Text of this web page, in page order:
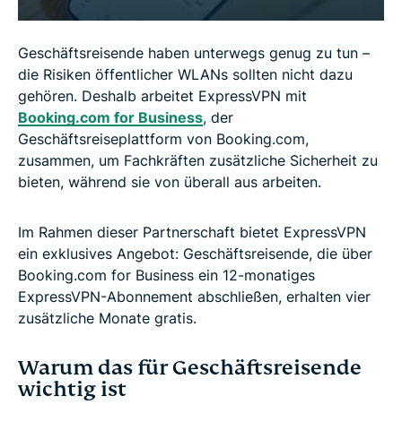
Geschäftsreisende haben unterwegs genug zu tun –
die Risiken öffentlicher WLANs sollten nicht dazu
gehören. Deshalb arbeitet ExpressVPN mit
Booking.com for Business, der
Geschäftsreiseplattform von Booking.com,
zusammen, um Fachkräften zusätzliche Sicherheit zu
bieten, während sie von überall aus arbeiten.
Im Rahmen dieser Partnerschaft bietet ExpressVPN
ein exklusives Angebot: Geschäftsreisende, die über
Booking.com for Business ein 12-monatiges
ExpressVPN-Abonnement abschließen, erhalten vier
zusätzliche Monate gratis.
Warum das für Geschäftsreisende
wichtig ist